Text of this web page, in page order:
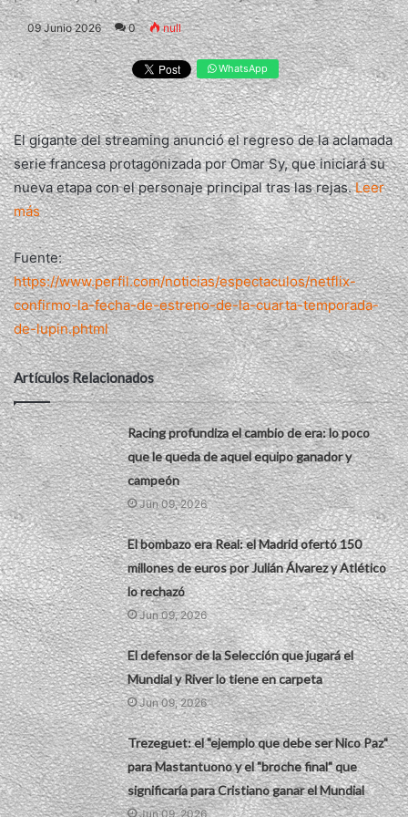
09 Junio 2026 0 null
WhatsApp
El gigante del streaming anunció el regreso de la aclamada
serie francesa protagonizada por Omar Sy, que iniciará su
nueva etapa con el personaje principal tras las rejas.Leer
más
Fuente:
https://www.perfil.com/noticias/espectaculos/netflix-
confirmo-la-fecha-de-estreno-de-la-cuarta-temporada-
de-lupin.phtml
Artículos Relacionados
Racing profundiza el cambio de era: lo poco
que le queda de aquel equipo ganador y
campeón
Jun 09, 2026
El bombazo era Real: el Madrid ofertó 150
millones de euros por Julián Álvarez y Atlético
lo rechazó
Jun 09, 2026
El defensor de la Selección que jugará el
Mundial y River lo tiene en carpeta
Jun 09, 2026
Trezeguet: el "ejemplo que debe ser Nico Paz"
para Mastantuono y el "broche final" que
significaría para Cristiano ganar el Mundial
Jun 09, 2026